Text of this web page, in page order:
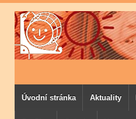
Úvodní stránka Aktuality